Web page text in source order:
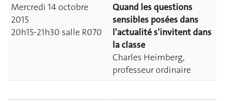
Mercredi 14 octobre
2015
20h15-21h30 salle R070
Quand les questions
sensibles posées dans
l'actualité s'invitent dans
la classe
Charles Heimberg,
professeur ordinaire